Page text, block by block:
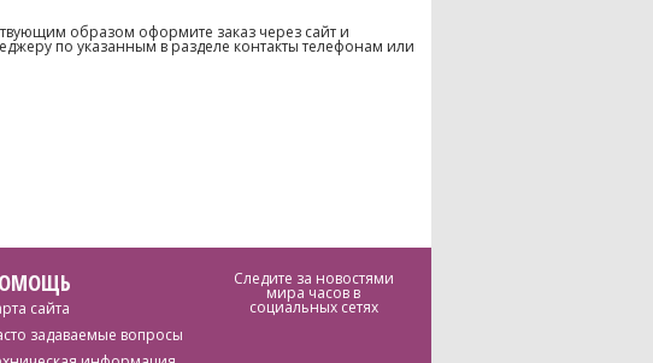
образом оформите заказ через сайт и
по указанным в разделе контакты телефонам или
сайта
задаваемые вопросы
Следите за новостями
мира часов в
социальных сетях